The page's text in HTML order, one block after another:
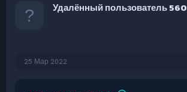
Удалённый пользователь 560
25 Мар 2022